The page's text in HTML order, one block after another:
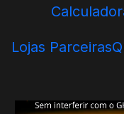
Lojas Parceiras